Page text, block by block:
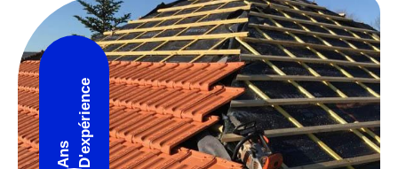
Ans D'expérience